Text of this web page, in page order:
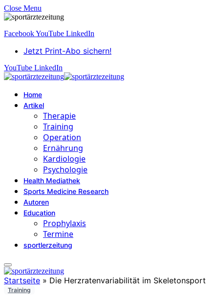
Close Menu
FacebookYouTube LinkedIn
Jetzt Print-Abo sichern!
YouTube LinkedIn
Home
Artikel
Therapie
Training
Operation
Ernährung
Kardiologie
Psychologie
Health Mediathek
Sports Medicine Research
Autoren
Education
Prophylaxis
Termine
sportlerzeitung
Startseite » Die Herzratenvariabilität im Skeletonsport
Training